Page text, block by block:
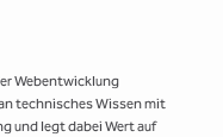
Webentwicklung
technisches Wissen mit
und legt dabei Wert auf